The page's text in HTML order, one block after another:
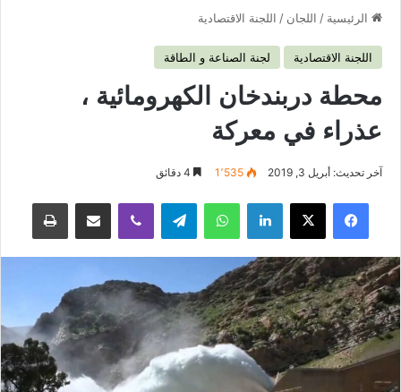
الرئيسية / اللجان / اللجنة الاقتصادية
اللجنة الاقتصادية لجنة الصناعة و الطاقة
محطة دربندخان الكهرومائية ،
عذراء في معركة
آخر تحديث: أبريل 3, 2019 1٬535
فيسبوك لينكدإن واتساب